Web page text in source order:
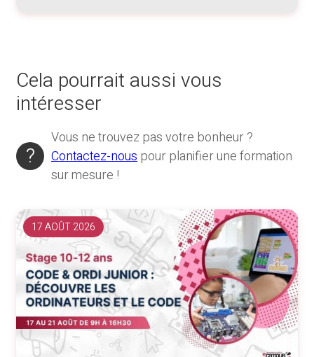
Cela pourrait aussi vous
intéresser
Vous ne trouvez pas votre bonheur ?
Contactez-nouspour planifier une formation
sur mesure !
17 AOÛT 2026